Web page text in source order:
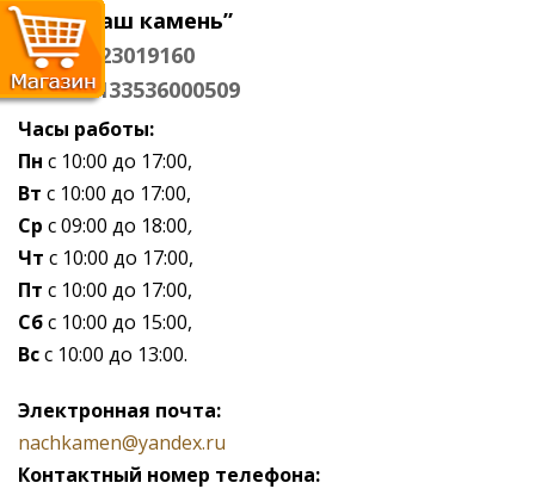
ООО “Наш камень”
ИНН3523019160
ОГРН 1133536000509
Часы работы:
Пн с 10:00 до 17:00,
Вт с 10:00 до 17:00,
Ср с 09:00 до 18:00,
Чт с 10:00 до 17:00,
Пт с 10:00 до 17:00,
Сбс 10:00 до 15:00,
Всс 10:00 до 13:00.
Электронная почта:
nachkamen@yandex.ru
Контактный номер телефона: